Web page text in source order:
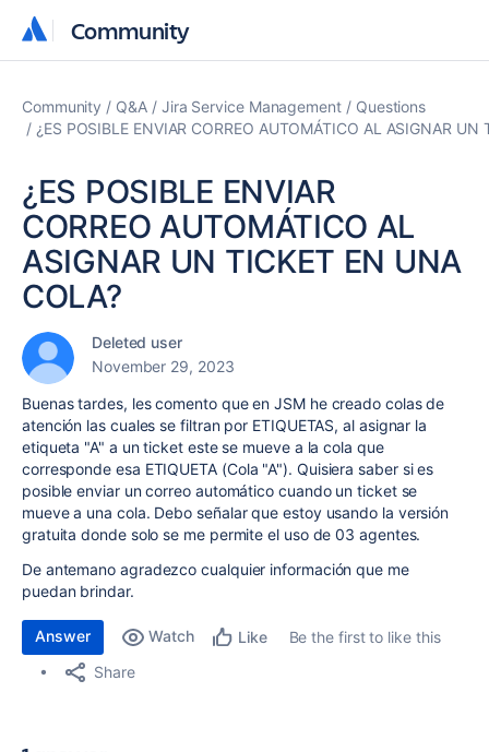
Community
Community
Community Q&A Jira Service Management
Questions
¿ES POSIBLE ENVIAR CORREO AUTOMÁTICO AL ASIGNAR UN
¿ES POSIBLE ENVIAR
CORREO AUTOMÁTICO AL
ASIGNAR UN TICKET EN UNA
COLA?
Deleted user
November 29, 2023
Buenas tardes, les comento que en JSM he creado colas de
atención las cuales se filtran por ETIQUETAS, al asignar la
etiqueta "A" a un ticket este se mueve a la cola que
corresponde esa ETIQUETA (Cola "A"). Quisiera saber si es
posible enviar un correo automático cuando un ticket se
mueve a una cola. Debo señalar que estoy usando la versión
gratuita donde solo se me permite el uso de 03 agentes.
De antemano agradezco cualquier información que me
puedan brindar.
Answer Watch Like
Be the first to like this
Share